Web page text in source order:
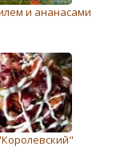
и ананасами